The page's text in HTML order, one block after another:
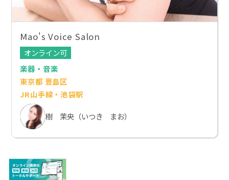
Mao's Voice Salon
オンライン可
楽器・音楽
東京都 豊島区
JR山手線・池袋駅
樹 茉央（いつき まお）